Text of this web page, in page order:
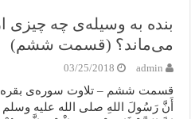
بنده به وسیله‌ی چه چیزی
می‌ماند؟ (قسمت ششم)
admin
03/25/2018
قسمت ششم – تلاوت سوره‌ی بقره:
أَنَّ رَسُولَ اللهِ صلی الله علیه وسلم